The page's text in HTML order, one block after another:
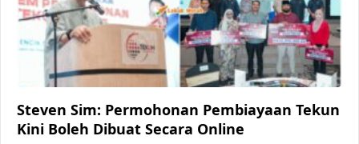
Steven Sim: Permohonan Pembiayaan Tekun
Kini Boleh Dibuat Secara Online